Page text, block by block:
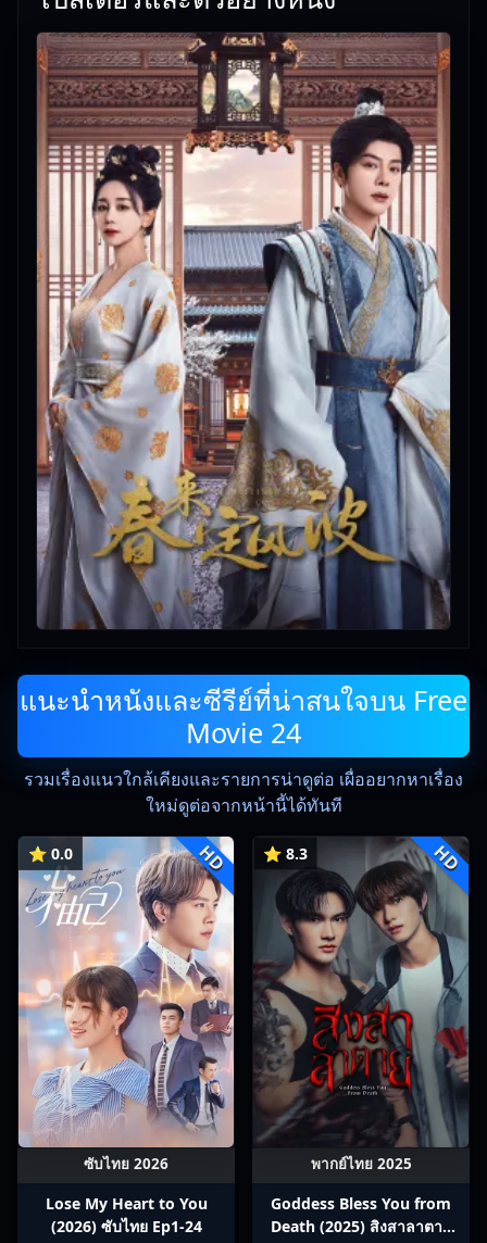
แนะนำหนังและซีรีย์ที่น่าสนใจบน Free
Movie 24
รวมเรื่องแนวใกล้เคียงและรายการน่าดูต่อ เผื่ออยากหาเรื่อง
ใหม่ดูต่อจากหน้านี้ได้ทันที
⭐ 0.0 HD
ซับไทย 2026
Lose My Heart to You
(2026) ซับไทย Ep1-24
⭐ 8.3 HD
พากย์ไทย 2025
Goddess Bless You from
Death (2025) สิงสาลาตาย